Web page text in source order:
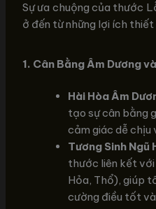
Sự ưa chuộng của thước
ở đến từ những lợi ích thiết
1. Cân Bằng Âm Dương
Hài Hòa Âm
tạo sự cân bằng
cảm giác dễ chịu
Tương Sinh Ngũ
thước liên kết với
Hỏa, Thổ), giúp
cường điều tốt